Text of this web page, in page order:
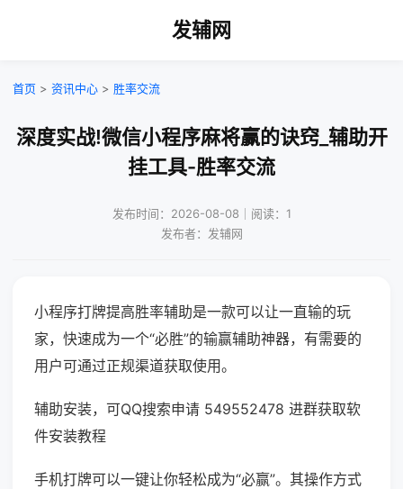
发辅网
首页 > 资讯中心 > 胜率交流
深度实战!微信小程序麻将赢的诀窍_辅助开
挂工具-胜率交流
发布时间：2026-08-08｜阅读：1
发布者：发辅网
小程序打牌提高胜率辅助是一款可以让一直输的玩
家，快速成为一个“必胜”的输赢辅助神器，有需要的
用户可通过正规渠道获取使用。
辅助安装，可QQ搜索申请 549552478 进群获取软
件安装教程
手机打牌可以一键让你轻松成为“必赢”。其操作方式